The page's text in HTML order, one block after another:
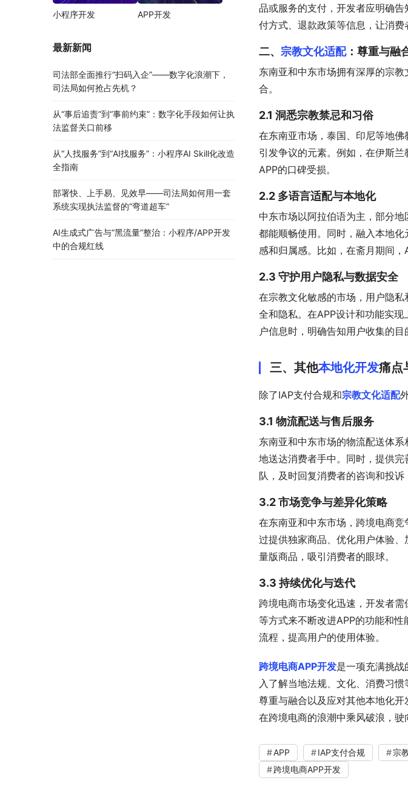
品或服务的支付，开发者应明确
付方式、退款政策等信息，让消费
二、 宗教文化适配：尊重与融
东南亚和中东市场拥有深厚的宗
合。
2.1 洞悉宗教禁忌和习俗
在东南亚市场，泰国、印尼等地
引发争议的元素。例如，在伊斯
APP的口碑受损。
2.2 多语言适配与本地化
中东市场以阿拉伯语为主，部分
都能顺畅使用。同时，融入本地
感和归属感。比如，在斋月期间，
2.3 守护用户隐私与数据安全
在宗教文化敏感的市场，用户隐
全和隐私。在APP设计和功能实
户信息时，明确告知用户收集的目
三、其他本地化开发痛点
除了IAP支付合规和宗教文化适配
3.1 物流配送与售后服务
东南亚和中东市场的物流配送体
地送达消费者手中。同时，提供
队，及时回复消费者的咨询和投诉
3.2 市场竞争与差异化策略
在东南亚和中东市场，跨境电商
过提供独家商品、优化用户体验
量版商品，吸引消费者的眼球。
3.3 持续优化与迭代
跨境电商市场变化迅速，开发者
等方式来不断改进APP的功能和
流程，提高用户的使用体验。
跨境电商APP开发是一项充满挑
入了解当地法规、文化、消费习
尊重与融合以及应对其他本地化
在跨境电商的浪潮中乘风破浪，驶
APP IAP支付合规 宗
跨境电商APP开发
小程序开发 APP开发
最新新闻
司法部全面推行“扫码入企”——数字化浪潮下，
司法局如何抢占先机？
从“事后追责”到“事前约束”：数字化手段如何让执
法监督关口前移
从“人找服务”到“AI找服务”：小程序AI Skill化改造
全指南
部署快、上手易、见效早——司法局如何用一套
系统实现执法监督的“弯道超车”
AI生成式广告与“黑流量”整治：小程序/APP开发
中的合规红线